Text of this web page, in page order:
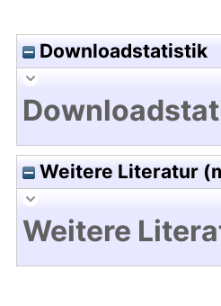
Downloadstatistik
Weitere Literatur
Weitere